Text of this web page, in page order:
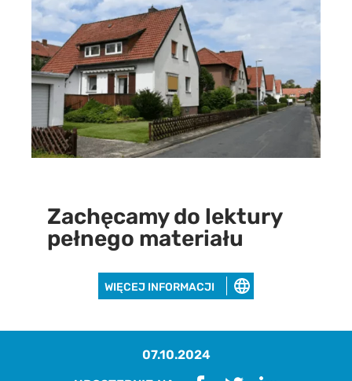
Zachęcamy do lektury
pełnego materiału
WIĘCEJ INFORMACJI
Pobierz raport
07.10.2024